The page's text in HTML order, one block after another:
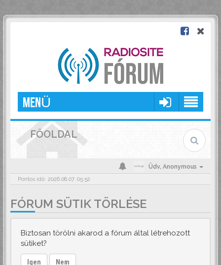
MENÜ
FŐOLDAL
Üdv, Anonymous
Pontos idő: 2026.08.07. 05:52
FÓRUM SÜTIK TÖRLÉSE
Biztosan törölni akarod a fórum által létrehozott
sütiket?
Igen Nem